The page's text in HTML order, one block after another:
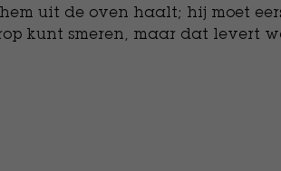
uit de oven haalt; hij moet
kunt smeren, maar dat levert